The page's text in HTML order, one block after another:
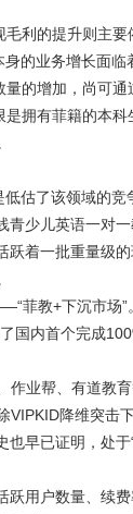
利的提升则主
的业务增长面临
的增加，尚可
拥有菲籍的本
估了该领域的竞
少儿英语一对
着一批重量级的
菲教+下沉市场
国内首个完成
作业帮、有道教
降维突击下
早已证明，处于
用户数量、续